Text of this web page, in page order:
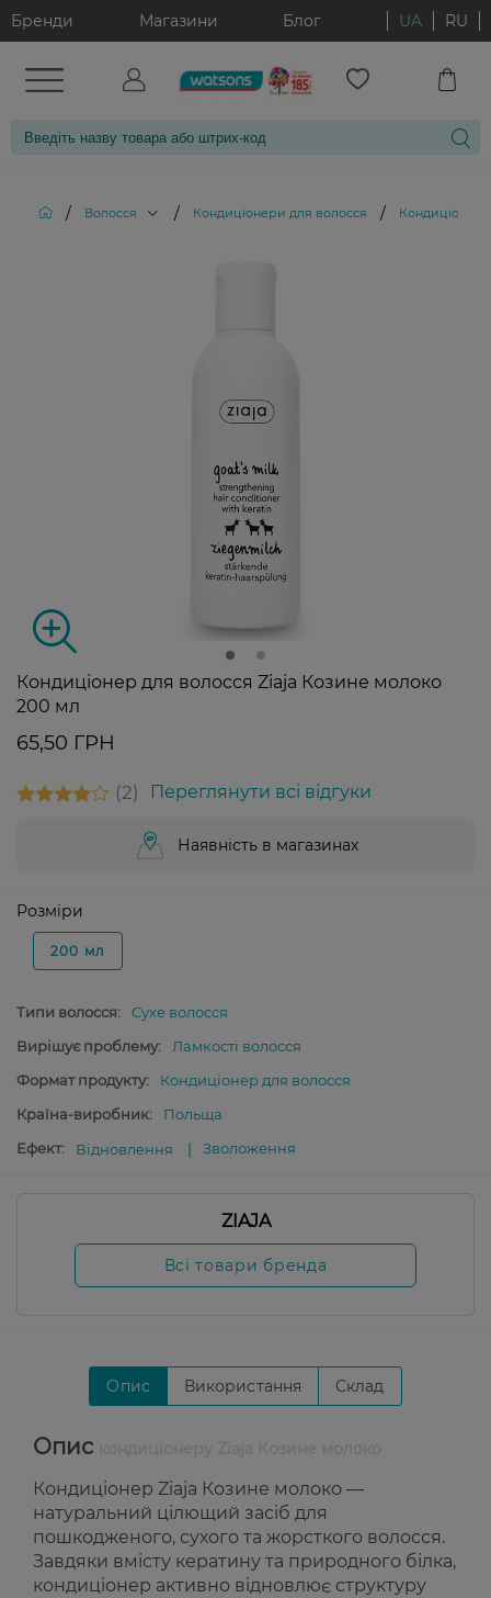
Бренди Магазини Блог UA RU
/ Волосся / Кондиціонери для волосся / Кондиціонер
Кондиціонер для волосся Ziaja Козине молоко
200 мл
65,50 ГРН
2 Переглянути всі відгуки
Наявність в магазинах
Розміри
200 мл
Типи волосся:
Сухе волосся
Вирішує проблему:
Ламкості волосся
Формат продукту:
Кондиціонер для волосся
Країна-виробник:
Польща
Ефект:
Відновлення Зволоження
ZIAJA
Всі товари бренда
Опис Використання Склад
Опис
Кондиціонер Ziaja Козине молоко —
натуральний цілющий засіб для
пошкодженого, сухого та жорсткого волосся.
Завдяки вмісту кератину та природного білка,
кондиціонер активно відновлює структуру